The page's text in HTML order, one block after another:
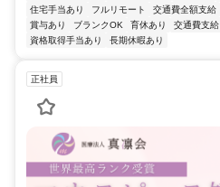
住宅手当あり
フルリモート 交通費全額支給
賞与あり
ブランクOK 育休あり 交通費支給
資格取得手当あり
長期休暇あり
正社員